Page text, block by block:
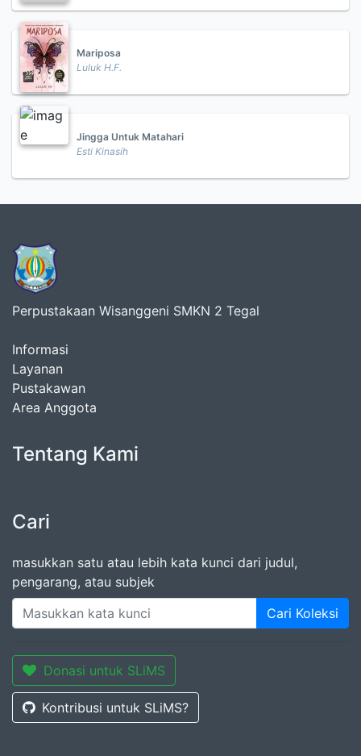
Mariposa
Luluk H.F.
Jingga Untuk Matahari
Esti Kinasih
Perpustakaan Wisanggeni SMKN 2 Tegal
Informasi
Layanan
Pustakawan
Area Anggota
Tentang Kami
Cari
masukkan satu atau lebih kata kunci dari judul,
pengarang, atau subjek
Cari Koleksi
Donasi untuk SLiMS
Kontribusi untuk SLiMS?